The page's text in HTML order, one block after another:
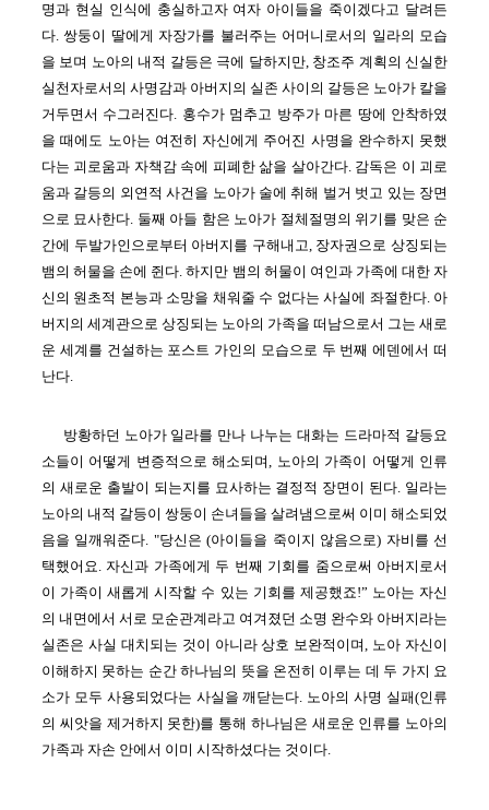
명과 현실 인식에 충실하고자 여자 아이들을 죽이겠다고 달려든
다. 쌍둥이 딸에게 자장가를 불러주는 어머니로서의 일라의 모습
을 보며 노아의 내적 갈등은 극에 달하지만, 창조주 계획의 신실한
실천자로서의 사명감과 아버지의 실존 사이의 갈등은 노아가 칼을
거두면서 수그러진다. 홍수가 멈추고 방주가 마른 땅에 안착하였
을 때에도 노아는 여전히 자신에게 주어진 사명을 완수하지 못했
다는 괴로움과 자책감 속에 피폐한 삶을 살아간다. 감독은 이 괴로
움과 갈등의 외연적 사건을 노아가 술에 취해 벌거 벗고 있는 장면
으로 묘사한다. 둘째 아들 함은 노아가 절체절명의 위기를 맞은 순
간에 두발가인으로부터 아버지를 구해내고, 장자권으로 상징되는
뱀의 허물을 손에 쥔다. 하지만 뱀의 허물이 여인과 가족에 대한 자
신의 원초적 본능과 소망을 채워줄 수 없다는 사실에 좌절한다.아
버지의 세계관으로 상징되는 노아의 가족을 떠남으로서 그는 새로
운 세계를 건설하는 포스트 가인의 모습으로 두 번째 에덴에서 떠
난다.
방황하던 노아가 일라를 만나 나누는 대화는 드라마적 갈등요
소들이 어떻게 변증적으로 해소되며, 노아의 가족이 어떻게 인류
의 새로운 출발이 되는지를 묘사하는 결정적 장면이 된다. 일라는
노아의 내적 갈등이 쌍둥이 손녀들을 살려냄으로써 이미 해소되었
음을 일깨워준다. "당신은 (아이들을 죽이지 않음으로) 자비를 선
택했어요. 자신과 가족에게 두 번째 기회를 줌으로써 아버지로서
이 가족이 새롭게 시작할 수 있는 기회를 제공했죠!” 노아는 자신
의 내면에서 서로 모순관계라고 여겨졌던 소명 완수와 아버지라는
실존은 사실 대치되는 것이 아니라 상호 보완적이며, 노아 자신이
이해하지 못하는 순간 하나님의 뜻을 온전히 이루는 데 두 가지 요
소가 모두 사용되었다는 사실을 깨닫는다. 노아의 사명 실패(인류
의 씨앗을 제거하지 못한)를 통해 하나님은 새로운 인류를 노아의
가족과 자손 안에서 이미 시작하셨다는 것이다.